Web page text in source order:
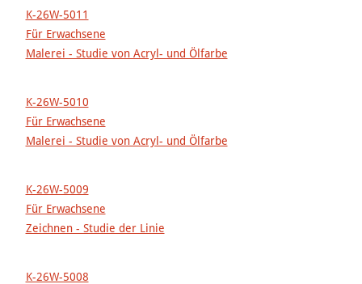
K-26W-5011
Für Erwachsene
Malerei - Studie von Acryl- und Ölfarbe
K-26W-5010
Für Erwachsene
Malerei - Studie von Acryl- und Ölfarbe
K-26W-5009
Für Erwachsene
Zeichnen - Studie der Linie
K-26W-5008